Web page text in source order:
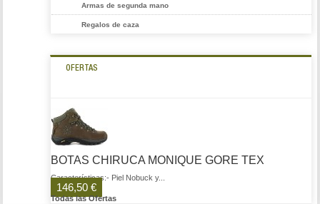
Armas de segunda mano
Regalos de caza
OFERTAS
BOTAS CHIRUCA MONIQUE GORE TEX
Características:- Piel Nobuck y...
146,50 €
Todas las Ofertas